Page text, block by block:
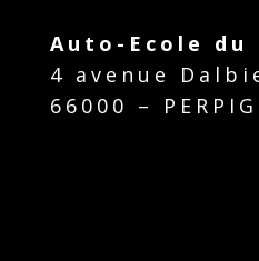
Auto-Ecole du
4 avenue
66000 –